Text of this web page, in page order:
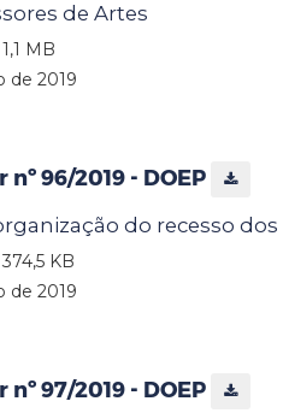
de Artes
MB
de 2019
96/2019 - DOEP
do recesso dos
KB
de 2019
97/2019 - DOEP